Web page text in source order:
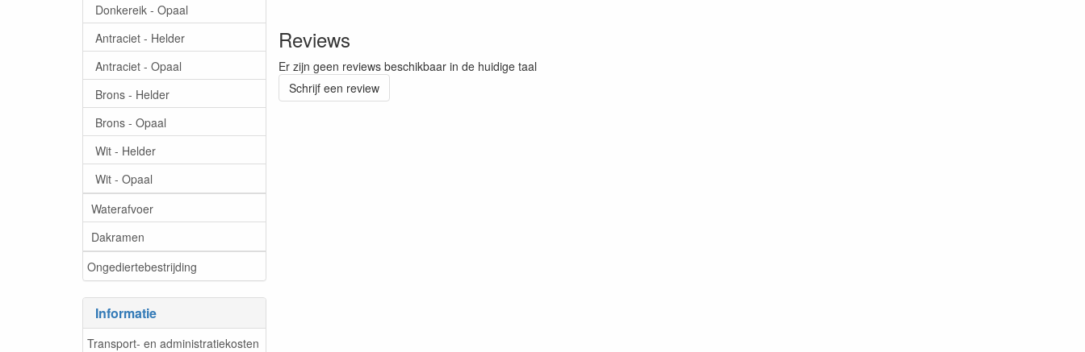
Donkereik - Opaal
Antraciet - Helder
Antraciet - Opaal
Brons - Helder
Brons - Opaal
Wit - Helder
Wit - Opaal
Waterafvoer
Dakramen
Ongediertebestrijding
Informatie
Transport- en administratiekosten
Reviews
Er zijn geen reviews beschikbaar in de huidige taal
Schrijf een review